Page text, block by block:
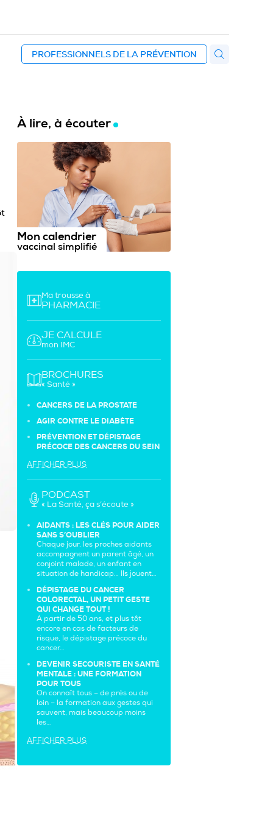
PROFESSIONNELS DE LA PRÉVENTION
À lire, à écouter
Mon calendrier
vaccinal simplifié
Ma trousse à
PHARMACIE
JE CALCULE
mon IMC
BROCHURES
« Santé »
CANCERS DE LA PROSTATE
AGIR CONTRE LE DIABÈTE
PRÉVENTION ET DÉPISTAGE
PRÉCOCE DES CANCERS DU SEIN
AFFICHER PLUS
PODCAST
« La Santé, ça s’écoute »
AIDANTS : LES CLÉS POUR AIDER
SANS S’OUBLIER
Chaque jour, les proches aidants
accompagnent un parent âgé, un
conjoint malade, un enfant en
situation de handicap… Ils jouent…
DÉPISTAGE DU CANCER
COLORECTAL, UN PETIT GESTE
QUI CHANGE TOUT !
A partir de 50 ans, et plus tôt
encore en cas de facteurs de
risque, le dépistage précoce du
cancer…
DEVENIR SECOURISTE EN SANTÉ
MENTALE : UNE FORMATION
POUR TOUS
On connaît tous – de près ou de
loin – la formation aux gestes qui
sauvent, mais beaucoup moins
les…
AFFICHER PLUS